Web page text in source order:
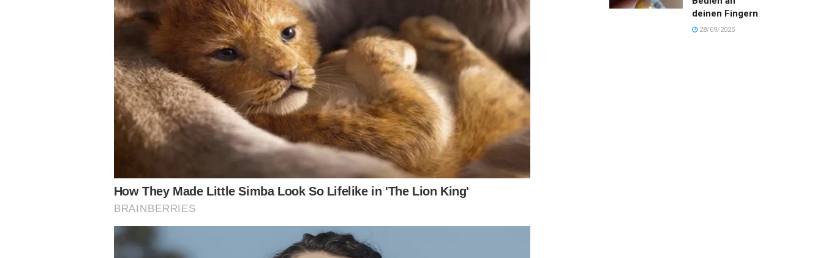
deinen Fingern
28/09/2025